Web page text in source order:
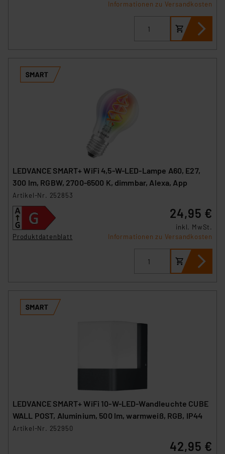
Informationen zu Versandkosten
LEDVANCE SMART+ WiFi 4,5-W-LED-Lampe A60, E27,
300 lm, RGBW, 2700-6500 K, dimmbar, Alexa, App
Artikel-Nr. 252853
Produktdatenblatt
24,95 €
inkl. MwSt.
Informationen zu Versandkosten
LEDVANCE SMART+ WiFi 10-W-LED-Wandleuchte CUBE
WALL POST, Aluminium, 500 lm, warmweiß, RGB, IP44
Artikel-Nr. 252950
42,95 €